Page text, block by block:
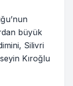
büyük
Silivri
Kıroğlu